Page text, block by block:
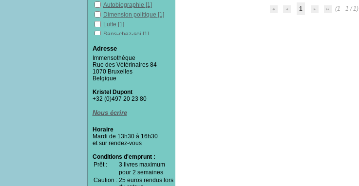
1 (1 - 1 / 1)
Autobiographie [1]
Dimension politique [1]
Lutte [1]
Sans-chez-soi [1]
Section
Fictions
Adresse
Immensothèque
Rue des Vétérinaires 84
1070 Bruxelles
Belgique
Kristel Dupont
+32 (0)497 20 23 80
Nous écrire
Horaire
Mardi de 13h30 à 16h30
et sur rendez-vous
Conditions d'emprunt :
Prêt :
3 livres maximum
pour 2 semaines
Caution : 25 euros rendus lors